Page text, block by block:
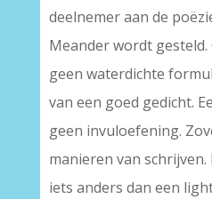
deelnemer aan de
Meander wordt
geen waterdichte
van een goed gedicht.
geen invuloefening.
manieren van
iets anders dan een